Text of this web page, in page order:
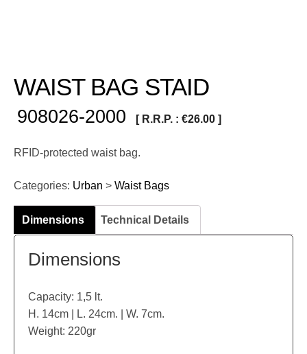
WAIST BAG STAID
908026-2000 [ R.R.P. : €26.00 ]
RFID-protected waist bag.
Categories: Urban > Waist Bags
Dimensions Technical Details
Dimensions
Capacity: 1,5 lt.
H. 14cm | L. 24cm. | W. 7cm.
Weight: 220gr